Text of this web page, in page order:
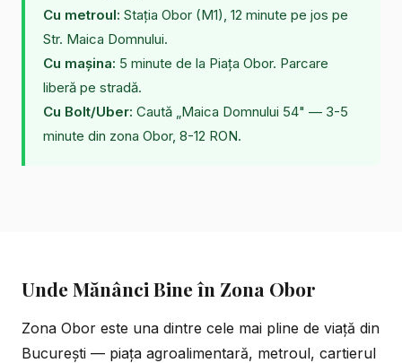
Cu metroul: Stația Obor (M1), 12 minute pe jos pe
Str. Maica Domnului.
Cu mașina: 5 minute de la Piața Obor. Parcare
liberă pe stradă.
Cu Bolt/Uber: Caută „Maica Domnului 54" — 3-5
minute din zona Obor, 8-12 RON.
Unde Mănânci Bine în Zona Obor
Zona Obor este una dintre cele mai pline de viață din
București — piața agroalimentară, metroul, cartierul